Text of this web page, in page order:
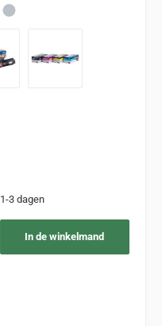
3 dagen
In de winkelmand